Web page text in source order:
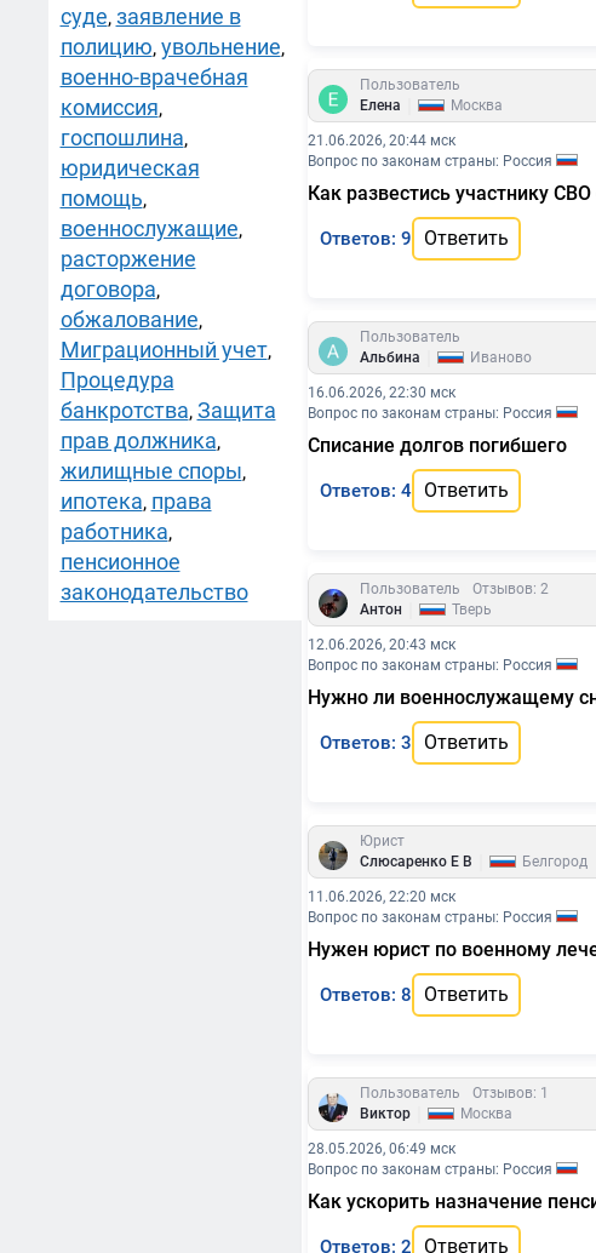
Пользователь
Елена
Москва
21.06.2026, 20:44 мск
Вопрос по законам страны: Россия
Как развестись участнику
Ответов: 9 Ответить
Пользователь
Альбина
Иваново
16.06.2026, 22:30 мск
Вопрос по законам страны: Россия
Списание долгов погибшего
Ответов: 4 Ответить
Пользователь
Отзывов: 2
Антон
Тверь
12.06.2026, 20:43 мск
Вопрос по законам страны: Россия
Нужно ли военнослужащему
Ответов: 3 Ответить
Юрист
Слюсаренко Е В
Белгород
11.06.2026, 22:20 мск
Вопрос по законам страны: Россия
Нужен юрист по военному
Ответов: 8 Ответить
Пользователь
Отзывов: 1
Виктор
Москва
28.05.2026, 06:49 мск
Вопрос по законам страны: Россия
Как ускорить назначение
Ответов: 2 Ответить
суде, заявление в
полицию, увольнение,
военно-врачебная
комиссия,
госпошлина,
юридическая
помощь,
военнослужащие,
расторжение
договора,
обжалование,
Миграционный учет,
Процедура
банкротства, Защита
прав должника,
жилищные споры,
ипотека, права
работника,
пенсионное
законодательство